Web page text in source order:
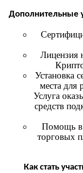
Дополнительные
Лицензия
Установка
места для
Услуга
средств
Помощь в
торговых
Как стать